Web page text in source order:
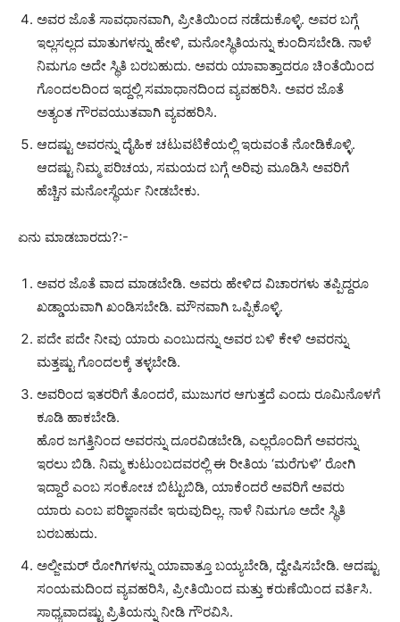
ಅವರ ಜೊತೆ ಸಾವಧಾನವಾಗಿ, ಪ್ರೀತಿಯಿಂದ ನಡೆದುಕೊಳ್ಳಿ. ಅವರ ಬಗ್ಗೆ
ಇಲ್ಲಸಲ್ಲದ ಮಾತುಗಳನ್ನು ಹೇಳಿ, ಮನೋಸ್ಥಿತಿಯನ್ನು ಕುಂದಿಸಬೇಡಿ. ನಾಳೆ
ನಿಮಗೂ ಅದೇ ಸ್ಥಿತಿ ಬರಬಹುದು. ಅವರು ಯಾವಾತ್ತಾದರೂ ಚಿಂತೆಯಿಂದ
ಗೊಂದಲದಿಂದ ಇದ್ದಲ್ಲಿ ಸಮಾಧಾನದಿಂದ ವ್ಯವಹರಿಸಿ. ಅವರ ಜೊತೆ
ಅತ್ಯಂತ ಗೌರವಯುತವಾಗಿ ವ್ಯವಹರಿಸಿ.
ಆದಷ್ಟು ಅವರನ್ನು ದೈಹಿಕ ಚಟುವಟಿಕೆಯಲ್ಲಿ ಇರುವಂತೆ ನೋಡಿಕೊಳ್ಳಿ.
ಆದಷ್ಟು ನಿಮ್ಮ ಪರಿಚಯ, ಸಮಯದ ಬಗ್ಗೆ ಅರಿವು ಮೂಡಿಸಿ ಅವರಿಗೆ
ಹೆಚ್ಚಿನ ಮನೋಸ್ಥೆರ್ಯ ನೀಡಬೇಕು.
ಏನು ಮಾಡಬಾರದು?:-
ಅವರ ಜೊತೆ ವಾದ ಮಾಡಬೇಡಿ. ಅವರು ಹೇಳಿದ ವಿಚಾರಗಳು ತಪ್ಪಿದ್ದರೂ
ಖಡ್ಡಾಯವಾಗಿ ಖಂಡಿಸಬೇಡಿ. ಮೌನವಾಗಿ ಒಪ್ಪಿಕೊಳ್ಳಿ.
ಪದೇ ಪದೇ ನೀವು ಯಾರು ಎಂಬುದನ್ನು ಅವರ ಬಳಿ ಕೇಳಿ ಅವರನ್ನು
ಮತ್ತಷ್ಟು ಗೊಂದಲಕ್ಕೆ ತಳ್ಳಬೇಡಿ.
ಅವರಿಂದ ಇತರರಿಗೆ ತೊಂದರೆ, ಮುಜುಗರ ಆಗುತ್ತದೆ ಎಂದು ರೂಮಿನೊಳಗೆ
ಕೂಡಿ ಹಾಕಬೇಡಿ.
ಹೊರ ಜಗತ್ತಿನಿಂದ ಅವರನ್ನು ದೂರವಿಡಬೇಡಿ, ಎಲ್ಲರೊಂದಿಗೆ ಅವರನ್ನು
ಇರಲು ಬಿಡಿ. ನಿಮ್ಮ ಕುಟುಂಬದವರಲ್ಲಿ ಈ ರೀತಿಯ ‘ಮರೆಗುಳಿ’ ರೋಗಿ
ಇದ್ದಾರೆ ಎಂಬ ಸಂಕೋಚ ಬಿಟ್ಟುಬಿಡಿ, ಯಾಕೆಂದರೆ ಅವರಿಗೆ ಅವರು
ಯಾರು ಎಂಬ ಪರಿಜ್ಞಾನವೇ ಇರುವುದಿಲ್ಲ. ನಾಳೆ ನಿಮಗೂ ಅದೇ ಸ್ಥಿತಿ
ಬರಬಹುದು.
ಅಲ್ಜೀಮರ್ ರೋಗಿಗಳನ್ನು ಯಾವಾತ್ತೂ ಬಯ್ಯಬೇಡಿ, ದ್ವೇಷಿಸಬೇಡಿ. ಆದಷ್ಟು
ಸಂಯಮದಿಂದ ವ್ಯವಹರಿಸಿ, ಪ್ರೀತಿಯಿಂದ ಮತ್ತು ಕರುಣೆಯಿಂದ ವರ್ತಿಸಿ.
ಸಾಧ್ಯವಾದಷ್ಟು ಪ್ರಿತಿಯನ್ನು ನೀಡಿ ಗೌರವಿಸಿ.